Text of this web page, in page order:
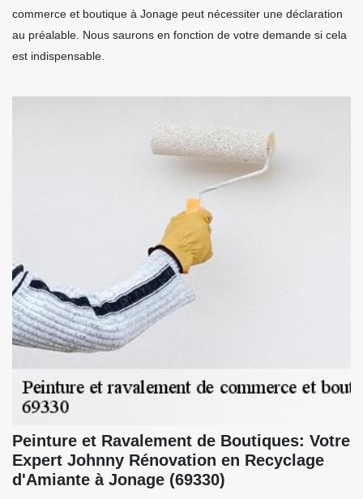
commerce et boutique à Jonage peut nécessiter une déclaration
au préalable. Nous saurons en fonction de votre demande si cela
est indispensable.
Peinture et Ravalement de Boutiques: Votre
Expert Johnny Rénovation en Recyclage
d'Amiante à Jonage (69330)